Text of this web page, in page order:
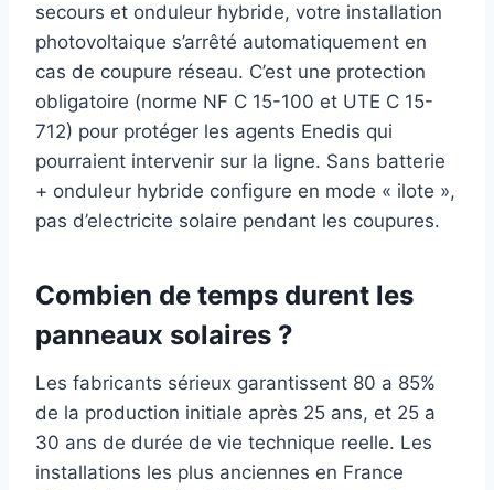
secours et onduleur hybride, votre installation
photovoltaique s’arrêté automatiquement en
cas de coupure réseau. C’est une protection
obligatoire (norme NF C 15-100 et UTE C 15-
712) pour protéger les agents Enedis qui
pourraient intervenir sur la ligne. Sans batterie
+ onduleur hybride configure en mode « ilote »,
pas d’electricite solaire pendant les coupures.
Combien de temps durent les
panneaux solaires ?
Les fabricants sérieux garantissent 80 a 85%
de la production initiale après 25 ans, et 25 a
30 ans de durée de vie technique reelle. Les
installations les plus anciennes en France